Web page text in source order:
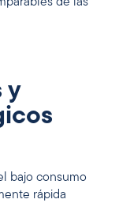
y
bajo consumo
rápida